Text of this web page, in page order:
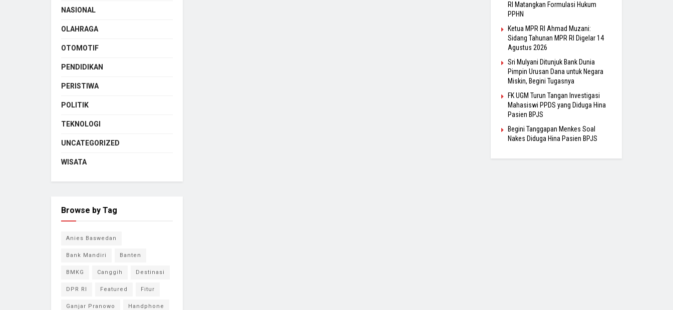
NASIONAL
OLAHRAGA
OTOMOTIF
PENDIDIKAN
PERISTIWA
POLITIK
TEKNOLOGI
UNCATEGORIZED
WISATA
Browse by Tag
Anies Baswedan
Bank Mandiri Banten
BMKG Canggih Destinasi
DPR RI Featured Fitur
Ganjar Pranowo Handphone
RI Matangkan Formulasi Hukum
PPHN
Ketua MPR RI Ahmad Muzani:
Sidang Tahunan MPR RI Digelar 14
Agustus 2026
Sri Mulyani Ditunjuk Bank Dunia
Pimpin Urusan Dana untuk Negara
Miskin, Begini Tugasnya
FK UGM Turun Tangan Investigasi
Mahasiswi PPDS yang Diduga Hina
Pasien BPJS
Begini Tanggapan Menkes Soal
Nakes Diduga Hina Pasien BPJS